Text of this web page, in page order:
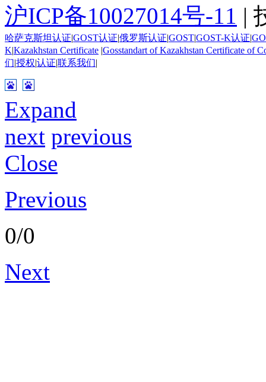
沪ICP备10027014号-11 |
哈萨克斯坦认证|GOST认证|俄罗斯认证|GOST|GOST-K认证|
K|Kazakhstan Certificate |Gosstandart of Kazakhstan Certificate of
们|授权|认证|联系我们|
Expand
next previous
Close
Previous
0/0
Next